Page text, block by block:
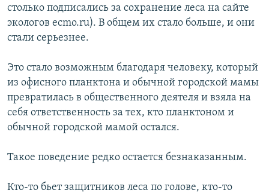
столько подписались за сохранение леса на сайте
экологов ecmo.ru). В общем их стало больше, и они
стали серьезнее.
Это стало возможным благодаря человеку, который
из офисного планктона и обычной городской мамы
превратилась в общественного деятеля и взяла на
себя ответственность за тех, кто планктоном и
обычной городской мамой остался.
Такое поведение редко остается безнаказанным.
Кто-то бьет защитников леса по голове, кто-то